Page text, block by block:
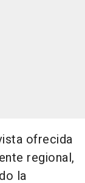
ofrecida
regional,
la